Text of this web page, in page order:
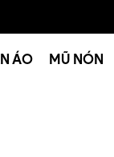
ÁO MŨ NÓN